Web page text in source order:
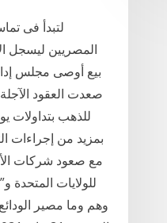
لتبدأ فى
بيع أوصى مجلس
للذهب بتداولات
بمزيد من إجراءات
مع صعود شركات
وهم وما مصير